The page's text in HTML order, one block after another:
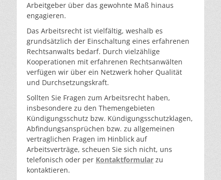
Arbeitgeber über das gewohnte Maß hinaus
engagieren.
Das Arbeitsrecht ist vielfältig, weshalb es
grundsätzlich der Einschaltung eines erfahrenen
Rechtsanwalts bedarf. Durch vielzählige
Kooperationen mit erfahrenen Rechtsanwälten
verfügen wir über ein Netzwerk hoher Qualität
und Durchsetzungskraft.
Sollten Sie Fragen zum Arbeitsrecht haben,
insbesondere zu den Themengebieten
Kündigungsschutz bzw. Kündigungsschutzklagen,
Abfindungsansprüchen bzw. zu allgemeinen
vertraglichen Fragen im Hinblick auf
Arbeitsverträge, scheuen Sie sich nicht, uns
telefonisch oder per Kontaktformular zu
kontaktieren.